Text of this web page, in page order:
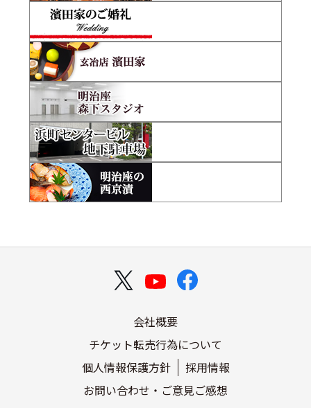
会社概要
チケット転売行為について
個人情報保護方針
採用情報
お問い合わせ・ご意見ご感想